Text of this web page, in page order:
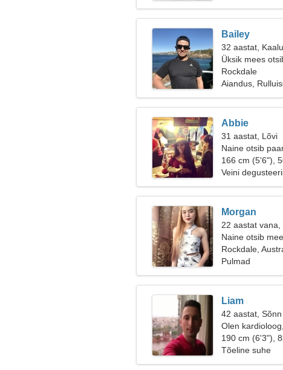
Bailey
32 aastat,
Üksik mees
Rockdale
Aiandus,
Abbie
31 aastat, Lõvi
Naine otsib
166 cm (5'6"),
Veini
Morgan
22 aastat vana,
Naine otsib
Rockdale,
Pulmad
Liam
42 aastat, Sõnn
Olen
190 cm (6'3"),
Tõeline suhe